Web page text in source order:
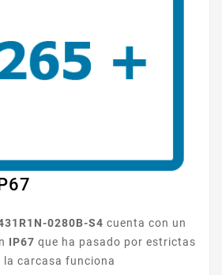
0280B-S4 cuenta con un
IP67 que ha pasado por estrictas
la carcasa funciona